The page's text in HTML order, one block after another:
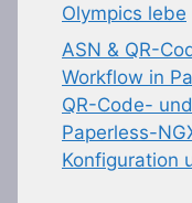
Olympics lebe
ASN & QR-
Workflow in
QR-Code-
Paperless-
Konfiguration